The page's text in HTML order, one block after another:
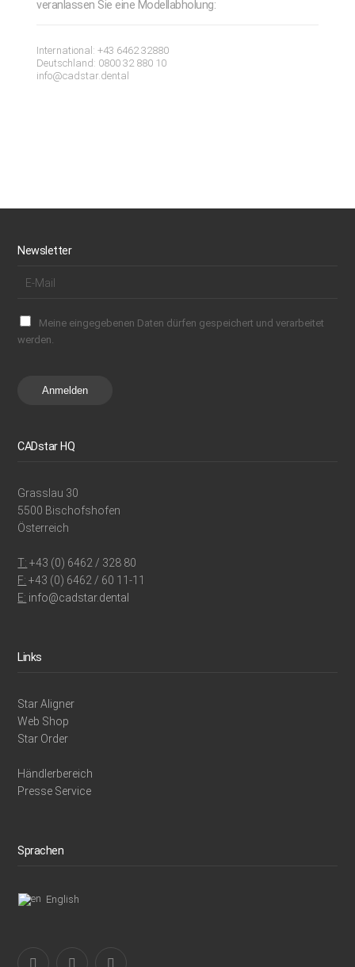
veranlassen Sie eine Modellabholung:
International: +43 6462 32880
Deutschland: 0800 32 880 10
info@cadstar.dental
Newsletter
Meine eingegebenen Daten dürfen gespeichert und verarbeitet
werden.
Anmelden
CADstar HQ
Grasslau 30
5500 Bischofshofen
Österreich
T: +43 (0) 6462 / 328 80
F: +43 (0) 6462 / 60 11-11
E: info@cadstar.dental
Links
Star Aligner
Web Shop
Star Order
Händlerbereich
Presse Service
Sprachen
English